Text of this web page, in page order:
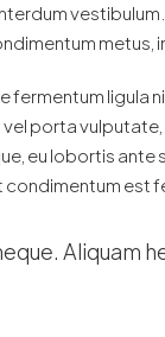
metus,
ligula
porta
eu lobortis ante
condimentum est
Aliquam